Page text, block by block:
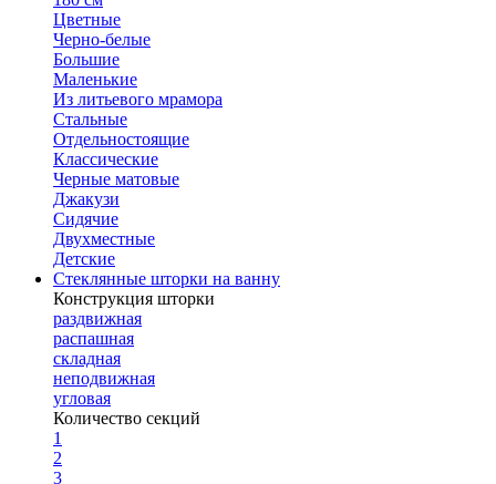
Цветные
Черно-белые
Большие
Маленькие
Из литьевого мрамора
Стальные
Отдельностоящие
Классические
Черные матовые
Джакузи
Сидячие
Двухместные
Детские
Стеклянные шторки на ванну
Конструкция шторки
раздвижная
распашная
складная
неподвижная
угловая
Количество секций
1
2
3